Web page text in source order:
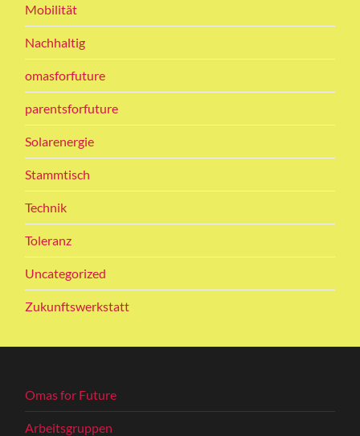
Mobilität
Nachhaltig
omasforfuture
parentsforfuture
Solarenergie
Stammtisch
Technik
Toleranz
Uncategorized
Zukunftswerkstatt
Omas for Future
Arbeitsgruppen